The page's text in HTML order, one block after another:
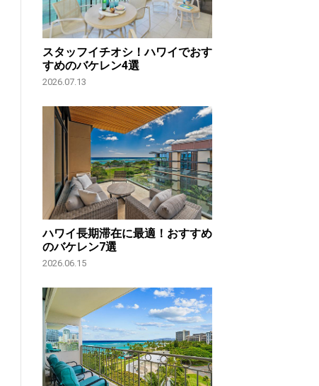
スタッフイチオシ！ハワイでおす
すめのバケレン4選
2026.07.13
ハワイ長期滞在に最適！おすすめ
のバケレン7選
2026.06.15